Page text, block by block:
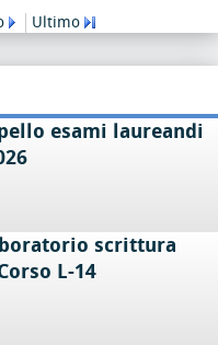
Ultimo
esami laureandi
scrittura
L-14